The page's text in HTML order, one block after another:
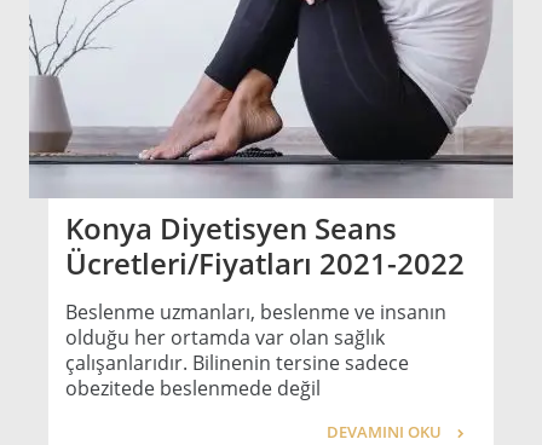
Konya Diyetisyen Seans
Ücretleri/Fiyatları 2021-2022
Beslenme uzmanları, beslenme ve insanın
olduğu her ortamda var olan sağlık
çalışanlarıdır. Bilinenin tersine sadece
obezitede beslenmede değil
DEVAMINI OKU